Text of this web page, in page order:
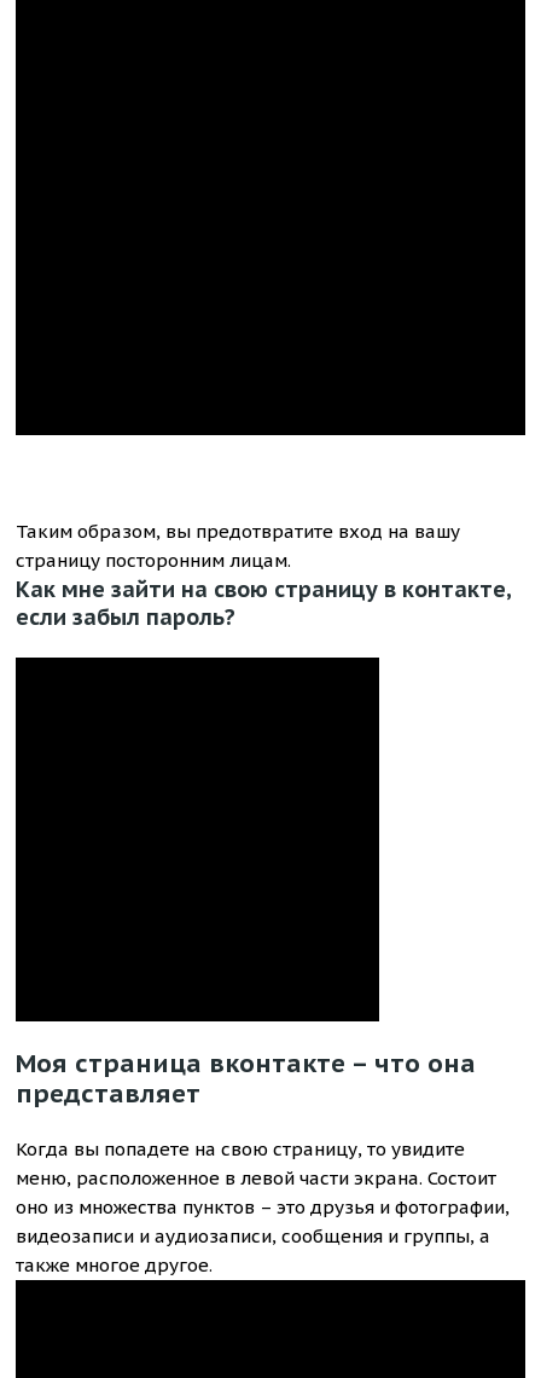
Таким образом, вы предотвратите вход на вашу
страницу посторонним лицам.
Как мне зайти на свою страницу в контакте,
если забыл пароль?
Моя страница вконтакте – что она
представляет
Когда вы попадете на свою страницу, то увидите
меню, расположенное в левой части экрана. Состоит
оно из множества пунктов – это друзья и фотографии,
видеозаписи и аудиозаписи, сообщения и группы, а
также многое другое.